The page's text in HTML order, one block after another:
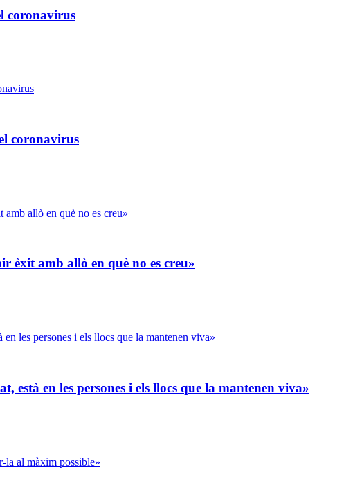
coronavirus
coronavirus
èxit amb allò en què no es creu»
en les persones i els llocs que la mantenen viva»